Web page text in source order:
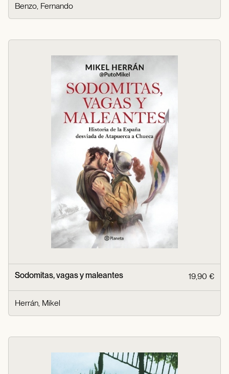
Benzo, Fernando
Sodomitas, vagas y maleantes 19,90 €
Herrán, Mikel